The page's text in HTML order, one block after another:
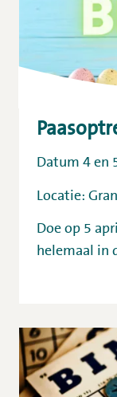
Datum 4 en
Locatie:
Doe op 5
helemaal in